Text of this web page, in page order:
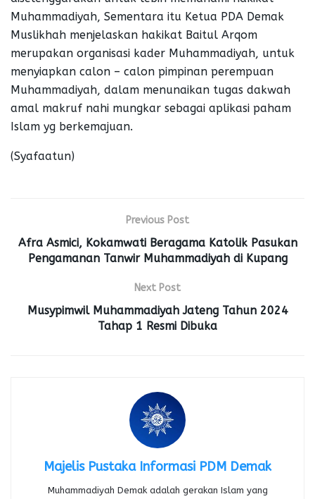
Muhammadiyah, Sementara itu Ketua PDA Demak
Muslikhah menjelaskan hakikat Baitul Arqom
merupakan organisasi kader Muhammadiyah, untuk
menyiapkan calon – calon pimpinan perempuan
Muhammadiyah, dalam menunaikan tugas dakwah
amal makruf nahi mungkar sebagai aplikasi paham
Islam yg berkemajuan.
(Syafaatun)
Previous Post
Afra Asmici, Kokamwati Beragama Katolik Pasukan
Pengamanan Tanwir Muhammadiyah di Kupang
Next Post
Musypimwil Muhammadiyah Jateng Tahun 2024
Tahap 1 Resmi Dibuka
Majelis Pustaka Informasi PDM Demak
Muhammadiyah Demak adalah gerakan Islam yang